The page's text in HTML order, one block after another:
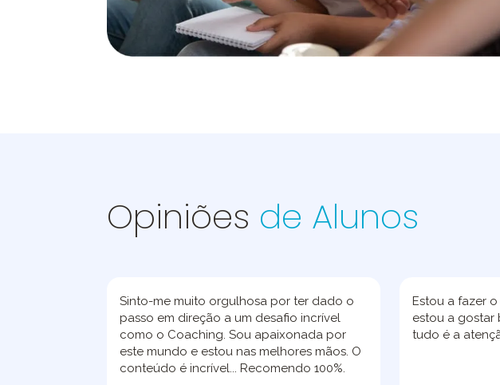
Opiniões de Alunos
Sinto-me muito orgulhosa por ter dado o
passo em direção a um desafio incrível
como o Coaching. Sou apaixonada por
este mundo e estou nas melhores mãos. O
conteúdo é incrível... Recomendo 100%.
Estou a fazer
estou a gostar
tudo é a